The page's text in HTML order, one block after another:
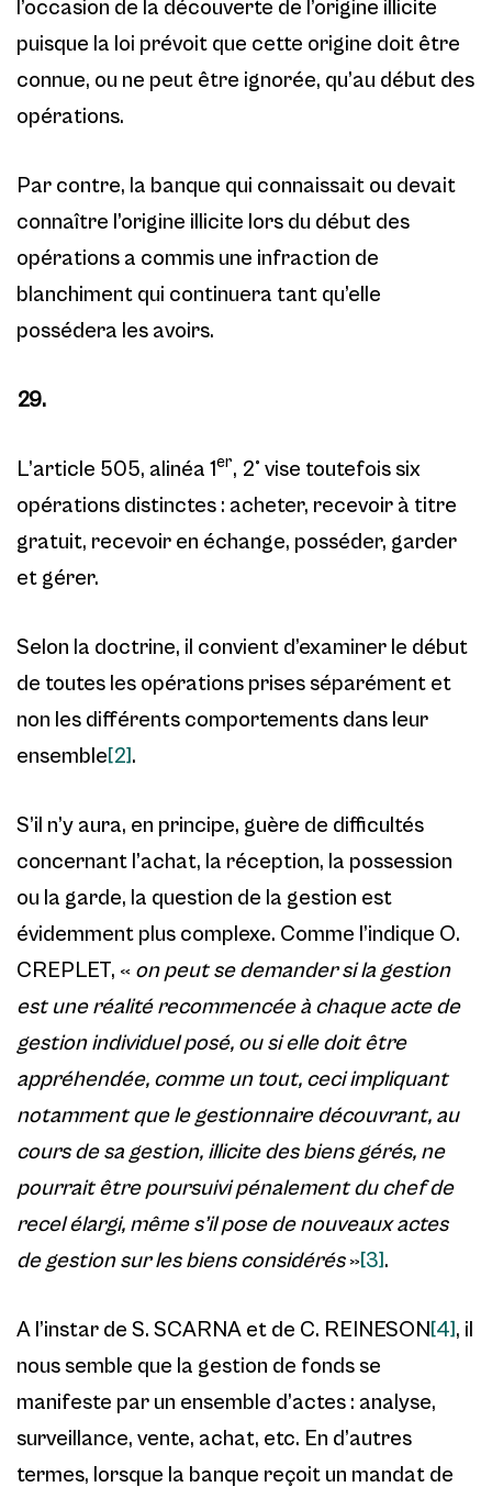
l’occasion de la découverte de l’origine illicite
puisque la loi prévoit que cette origine doit être
connue, ou ne peut être ignorée, qu’au début des
opérations.
Par contre, la banque qui connaissait ou devait
connaître l’origine illicite lors du début des
opérations a commis une infraction de
blanchiment qui continuera tant qu’elle
possédera les avoirs.
29.
L’article 505, alinéa 1er, 2° vise toutefois six
opérations distinctes : acheter, recevoir à titre
gratuit, recevoir en échange, posséder, garder
et gérer.
Selon la doctrine, il convient d’examiner le début
de toutes les opérations prises séparément et
non les différents comportements dans leur
ensemble[2].
S’il n’y aura, en principe, guère de difficultés
concernant l’achat, la réception, la possession
ou la garde, la question de la gestion est
évidemment plus complexe. Comme l’indique O.
CREPLET, « on peut se demander si la gestion
est une réalité recommencée à chaque acte de
gestion individuel posé, ou si elle doit être
appréhendée, comme un tout, ceci impliquant
notamment que le gestionnaire découvrant, au
cours de sa gestion, illicite des biens gérés, ne
pourrait être poursuivi pénalement du chef de
recel élargi, même s’il pose de nouveaux actes
de gestion sur les biens considérés»[3].
A l’instar de S. SCARNA et de C. REINESON[4], il
nous semble que la gestion de fonds se
manifeste par un ensemble d’actes : analyse,
surveillance, vente, achat, etc. En d’autres
termes, lorsque la banque reçoit un mandat de